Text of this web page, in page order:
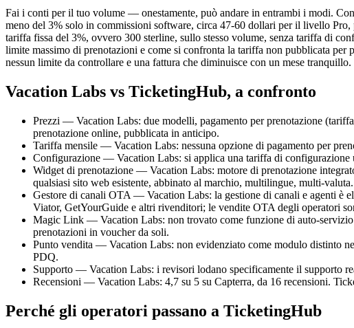
Fai i conti per il tuo volume — onestamente, può andare in entrambi i modi.
meno del 3% solo in commissioni software, circa 47-60 dollari per il livello
tariffa fissa del 3%, ovvero 300 sterline, sullo stesso volume, senza tariffa di
limite massimo di prenotazioni e come si confronta la tariffa non pubblicata
nessun limite da controllare e una fattura che diminuisce con un mese tranquillo.
Vacation Labs vs TicketingHub, a confronto
Prezzi — Vacation Labs: due modelli, pagamento per prenotazione
prenotazione online, pubblicata in anticipo.
Tariffa mensile — Vacation Labs: nessuna opzione di pagamento per
Configurazione — Vacation Labs: si applica una tariffa di
Widget di prenotazione — Vacation Labs: motore di prenotazione
qualsiasi sito web esistente, abbinato al marchio, multilingue, multi-valuta.
Gestore di canali OTA — Vacation Labs: la gestione di canali e agenti è
Viator, GetYourGuide e altri rivenditori; le vendite OTA degli operatori
Magic Link — Vacation Labs: non trovato come funzione di auto-
prenotazioni in voucher da soli.
Punto vendita — Vacation Labs: non evidenziato come modulo distinto
PDQ.
Supporto — Vacation Labs: i revisori lodano specificamente il supporto
Recensioni — Vacation Labs: 4,7 su 5 su Capterra, da 16 recensioni.
Perché gli operatori passano a TicketingHub